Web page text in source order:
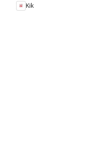
Kik